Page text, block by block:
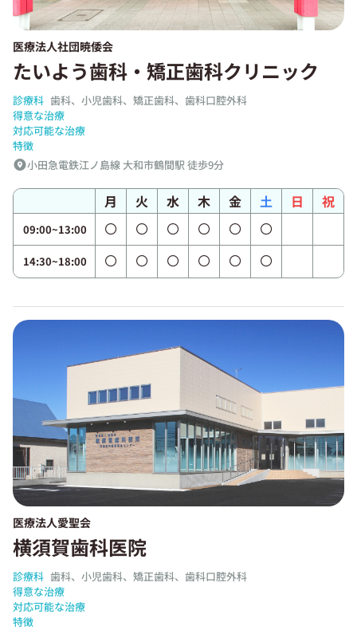
医療法人社団暁倭会
たいよう歯科・矯正歯科クリニック
診療科 歯科、小児歯科、矯正歯科、歯科口腔外科
得意な治療
対応可能な治療
特徴
小田急電鉄江ノ島線 大和市鶴間駅 徒歩9分
月 火 水 木 金 土 日 祝
09:00~13:00
14:30~18:00
医療法人愛聖会
横須賀歯科医院
診療科 歯科、小児歯科、矯正歯科、歯科口腔外科
得意な治療
対応可能な治療
特徴